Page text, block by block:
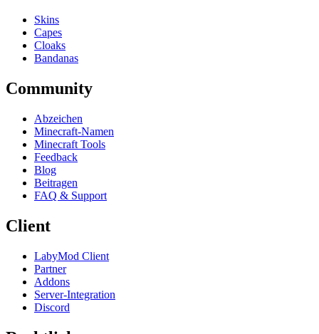
Skins
Capes
Cloaks
Bandanas
Community
Abzeichen
Minecraft-Namen
Minecraft Tools
Feedback
Blog
Beitragen
FAQ & Support
Client
LabyMod Client
Partner
Addons
Server-Integration
Discord